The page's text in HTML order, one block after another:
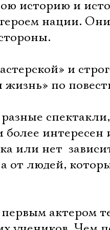
историю и
нации.
и
по
интересен
или нет 
от людей,
актером